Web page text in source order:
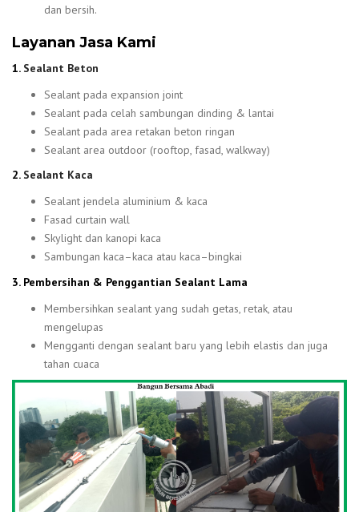
dan bersih.
Layanan Jasa Kami
1. Sealant Beton
Sealant pada expansion joint
Sealant pada celah sambungan dinding & lantai
Sealant pada area retakan beton ringan
Sealant area outdoor (rooftop, fasad, walkway)
2.Sealant Kaca
Sealant jendela aluminium & kaca
Fasad curtain wall
Skylight dan kanopi kaca
Sambungan kaca–kaca atau kaca–bingkai
3. Pembersihan & Penggantian Sealant Lama
Membersihkan sealant yang sudah getas, retak, atau
mengelupas
Mengganti dengan sealant baru yang lebih elastis dan juga
tahan cuaca